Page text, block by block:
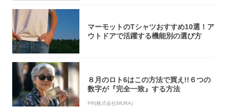
マーモットのTシャツおすすめ10選！ア
ウトドアで活躍する機能別の選び方
８月のロト6はこの方法で買え!!６つの
数字が『完全一致』する方法
PR(株式会社MURA)